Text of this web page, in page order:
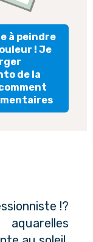
à peindre
! Je
de la
!?